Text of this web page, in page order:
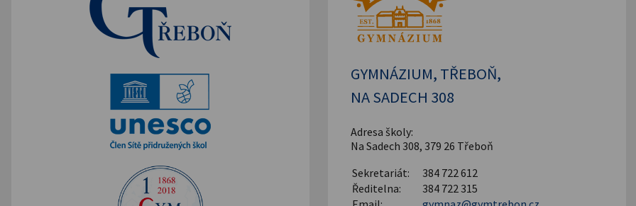
GYMNÁZIUM, TŘEBOŇ,
NA SADECH 308
Adresa školy:
Na Sadech 308, 379 26 Třeboň
Sekretariát:
384 722 612
Ředitelna:
384 722 315